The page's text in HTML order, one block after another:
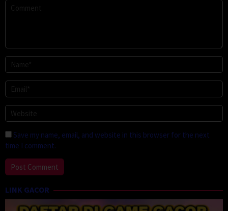
Save my name, email, and website in this browser for the next
time I comment.
LINK GACOR